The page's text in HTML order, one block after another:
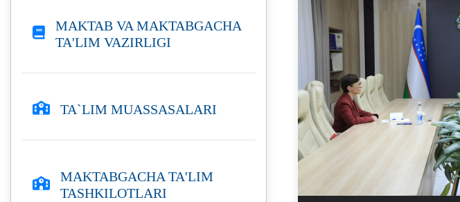
MAKTAB VA MAKTABGACHA
TA'LIM VAZIRLIGI
TA`LIM MUASSASALARI
MAKTABGACHA TA'LIM
TASHKILOTLARI